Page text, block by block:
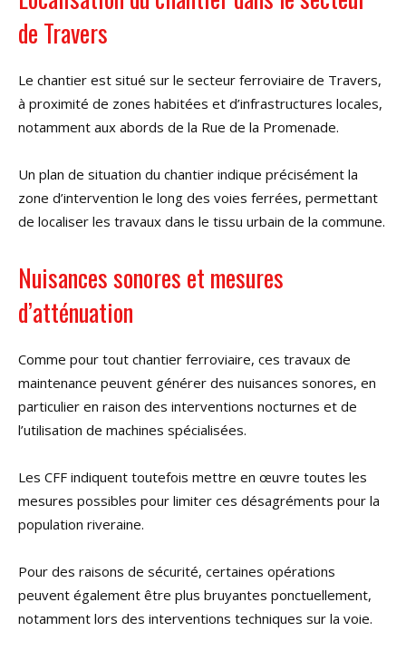
de Travers
Le chantier est situé sur le secteur ferroviaire de Travers,
à proximité de zones habitées et d’infrastructures locales,
notamment aux abords de la Rue de la Promenade.
Un plan de situation du chantier indique précisément la
zone d’intervention le long des voies ferrées, permettant
de localiser les travaux dans le tissu urbain de la commune.
Nuisances sonores et mesures
d’atténuation
Comme pour tout chantier ferroviaire, ces travaux de
maintenance peuvent générer des nuisances sonores, en
particulier en raison des interventions nocturnes et de
l’utilisation de machines spécialisées.
Les CFF indiquent toutefois mettre en œuvre toutes les
mesures possibles pour limiter ces désagréments pour la
population riveraine.
Pour des raisons de sécurité, certaines opérations
peuvent également être plus bruyantes ponctuellement,
notamment lors des interventions techniques sur la voie.